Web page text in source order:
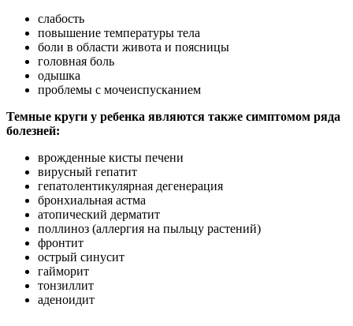
слабость
повышение температуры тела
боли в области живота и поясницы
головная боль
одышка
проблемы с мочеиспусканием
Темные круги у ребенка являются также симптомом ряда
болезней:
врожденные кисты печени
вирусный гепатит
гепатолентикулярная дегенерация
бронхиальная астма
атопический дерматит
поллиноз (аллергия на пыльцу растений)
фронтит
острый синусит
гайморит
тонзиллит
аденоидит